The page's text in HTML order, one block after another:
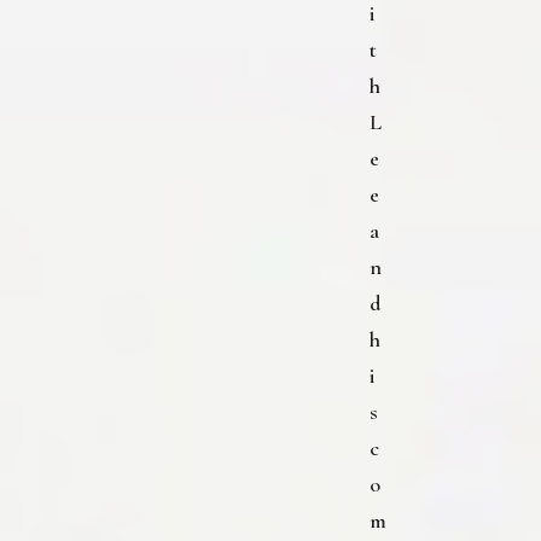
i
t
h
L
e
e
a
n
d
h
i
s
c
o
m